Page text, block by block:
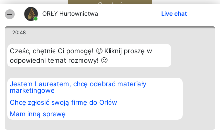
ORŁY Hurtownictwa Live chat
20:48
Cześć, chętnie Ci pomogę! 🙂 Kliknij proszę w
odpowiedni temat rozmowy! 🙂
Jestem Laureatem, chcę odebrać materiały
marketingowe
Chcę zgłosić swoją firmę do Orłów
Mam inną sprawę
Szukaj
Organizator plebiscytu
Bright Side Solutions sp. z o.
o. sp. k.
ul. Ruska 22
Wrocław 50-079
KRS 0000749100 | Regon
381313360 | NIP 8943132676
Plebiscyt
Laureaci
wszystkich
Laureatów
Regulamin
Kontakt
Kontakt